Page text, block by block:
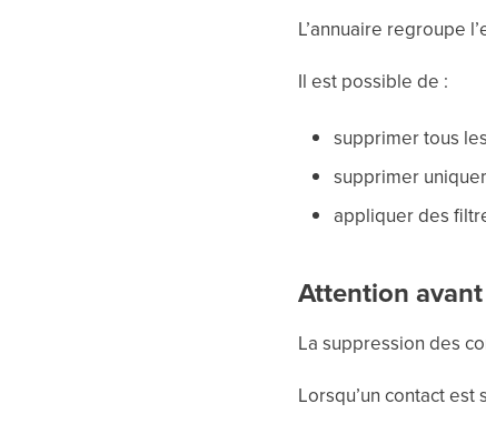
L’annuaire regroupe
Il est possible de :
supprimer tous
supprimer
appliquer des
Attention
La suppression des
Lorsqu’un contact est